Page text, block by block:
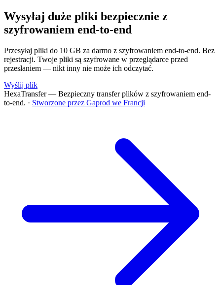
Wysyłaj duże pliki bezpiecznie z
szyfrowaniem end-to-end
Przesyłaj pliki do 10 GB za darmo z szyfrowaniem end-to-end. Bez
rejestracji. Twoje pliki są szyfrowane w przeglądarce przed
przesłaniem — nikt inny nie może ich odczytać.
Wyślij plik
HexaTransfer — Bezpieczny transfer plików z szyfrowaniem end-
to-end. · Stworzone przez Gaprod we Francji